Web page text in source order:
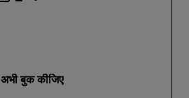
अभी बुक कीजिए